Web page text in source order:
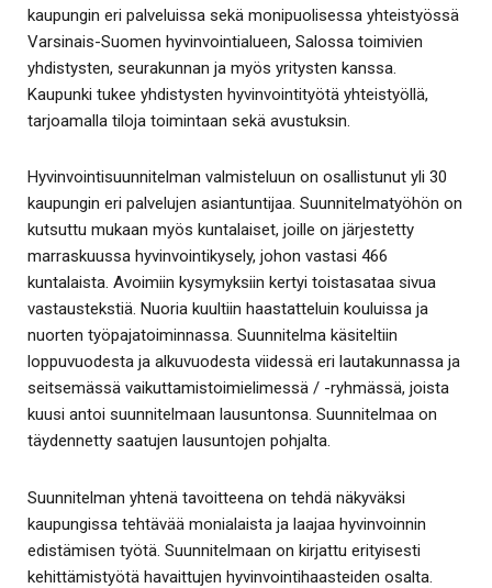
kaupungin eri palveluissa sekä monipuolisessa yhteistyössä
Varsinais-Suomen hyvinvointialueen, Salossa toimivien
yhdistysten, seurakunnan ja myös yritysten kanssa.
Kaupunki tukee yhdistysten hyvinvointityötä yhteistyöllä,
tarjoamalla tiloja toimintaan sekä avustuksin.
Hyvinvointisuunnitelman valmisteluun on osallistunut yli 30
kaupungin eri palvelujen asiantuntijaa. Suunnitelmatyöhön on
kutsuttu mukaan myös kuntalaiset, joille on järjestetty
marraskuussa hyvinvointikysely, johon vastasi 466
kuntalaista. Avoimiin kysymyksiin kertyi toistasataa sivua
vastaustekstiä. Nuoria kuultiin haastatteluin kouluissa ja
nuorten työpajatoiminnassa. Suunnitelma käsiteltiin
loppuvuodesta ja alkuvuodesta viidessä eri lautakunnassa ja
seitsemässä vaikuttamistoimielimessä / -ryhmässä, joista
kuusi antoi suunnitelmaan lausuntonsa. Suunnitelmaa on
täydennetty saatujen lausuntojen pohjalta.
Suunnitelman yhtenä tavoitteena on tehdä näkyväksi
kaupungissa tehtävää monialaista ja laajaa hyvinvoinnin
edistämisen työtä. Suunnitelmaan on kirjattu erityisesti
kehittämistyötä havaittujen hyvinvointihaasteiden osalta.